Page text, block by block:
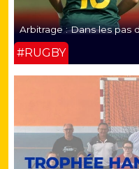
Arbitrage : Dans les pas
#RUGBY